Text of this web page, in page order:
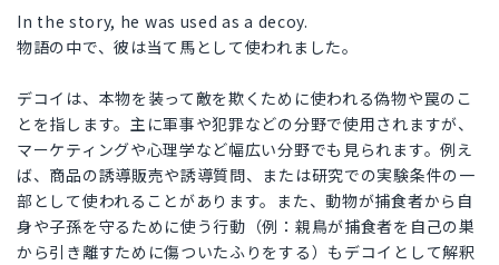
In the story, he was used as a decoy.
物語の中で、彼は当て馬として使われました。
デコイは、本物を装って敵を欺くために使われる偽物や罠のこ
とを指します。主に軍事や犯罪などの分野で使用されますが、
マーケティングや心理学など幅広い分野でも見られます。例え
ば、商品の誘導販売や誘導質問、または研究での実験条件の一
部として使われることがあります。また、動物が捕食者から自
身や子孫を守るために使う行動（例：親鳥が捕食者を自己の巣
から引き離すために傷ついたふりをする）もデコイとして解釈